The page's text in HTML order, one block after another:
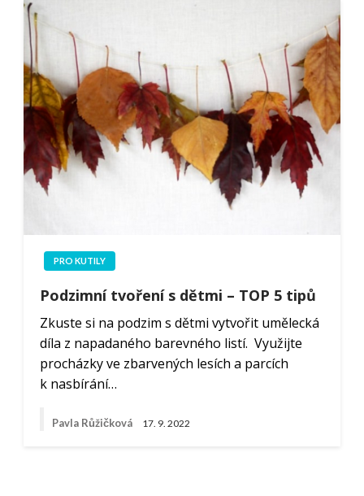
PRO KUTILY
Podzimní tvoření s dětmi – TOP 5 tipů
Zkuste si na podzim s dětmi vytvořit umělecká
díla z napadaného barevného listí. Využijte
procházky ve zbarvených lesích a parcích
k nasbírání…
Pavla Růžičková 17. 9. 2022